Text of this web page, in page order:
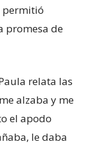
permitió
promesa de
relata las
alzaba y me
el apodo
le daba